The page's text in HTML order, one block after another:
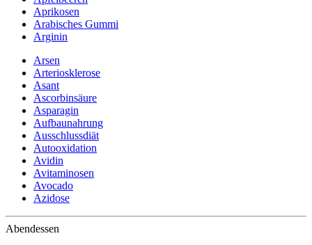
Aprikosen
Arabisches Gummi
Arginin
Arsen
Arteriosklerose
Asant
Ascorbinsäure
Asparagin
Aufbaunahrung
Ausschlussdiät
Autooxidation
Avidin
Avitaminosen
Avocado
Azidose
Abendessen